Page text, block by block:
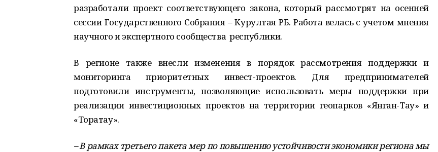
разработали проект соответствующего закона, который рассмотрят на осенней
сессии Государственного Собрания – Курултая РБ. Работа велась с учетом мнения
научного и экспертного сообщества республики.
В регионе также внесли изменения в порядок рассмотрения поддержки и
мониторинга приоритетных инвест-проектов. Для предпринимателей
подготовили инструменты, позволяющие использовать меры поддержки при
реализации инвестиционных проектов на территории геопарков «Янган-Тау» и
«Торатау».
– В рамках третьего пакета мер по повышению устойчивости экономики региона мы